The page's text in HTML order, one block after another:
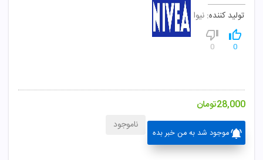
تولید کننده: نیوا
0
0
28,000تومان
موجود شد به من خبر بده
ناموجود